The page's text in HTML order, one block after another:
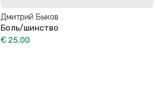
Дмитрий Быков
Боль/шинство
€ 25,00